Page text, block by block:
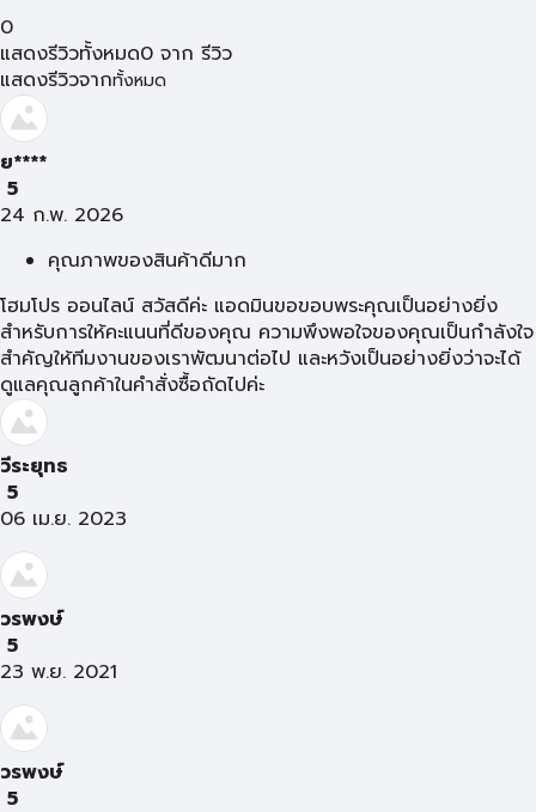
0
แสดงรีวิวทั้งหมด0 จาก รีวิว
แสดงรีวิวจากทั้งหมด
ย****
5
24 ก.พ. 2026
คุณภาพของสินค้าดีมาก
โฮมโปร ออนไลน์ สวัสดีค่ะ แอดมินขอขอบพระคุณเป็นอย่างยิ่ง
สำหรับการให้คะแนนที่ดีของคุณ ความพึงพอใจของคุณเป็นกำลังใจ
สำคัญให้ทีมงานของเราพัฒนาต่อไป และหวังเป็นอย่างยิ่งว่าจะได้
ดูแลคุณลูกค้าในคำสั่งซื้อถัดไปค่ะ
วีระยุทธ
5
06 เม.ย. 2023
วรพงษ์
5
23 พ.ย. 2021
วรพงษ์
5